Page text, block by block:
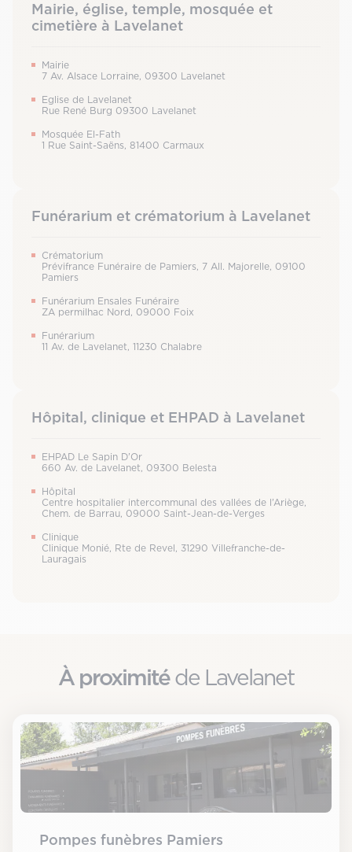
Mairie, église, temple, mosquée et
cimetière à Lavelanet
Mairie
7 Av. Alsace Lorraine, 09300 Lavelanet
Eglise de Lavelanet
Rue René Burg 09300 Lavelanet
Mosquée El-Fath
1 Rue Saint-Saëns, 81400 Carmaux
Funérarium et crématorium à Lavelanet
Crématorium
Prévifrance Funéraire de Pamiers, 7 All. Majorelle, 09100
Pamiers
Funérarium Ensales Funéraire
ZA permilhac Nord, 09000 Foix
Funérarium
11 Av. de Lavelanet, 11230 Chalabre
Hôpital, clinique et EHPAD à Lavelanet
EHPAD Le Sapin D’Or
660 Av. de Lavelanet, 09300 Belesta
Hôpital
Centre hospitalier intercommunal des vallées de l’Ariège,
Chem. de Barrau, 09000 Saint-Jean-de-Verges
Clinique
Clinique Monié, Rte de Revel, 31290 Villefranche-de-
Lauragais
À proximitéde Lavelanet
Pompes funèbres Pamiers